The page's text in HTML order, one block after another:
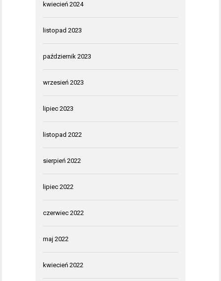
kwiecień 2024
listopad 2023
październik 2023
wrzesień 2023
lipiec 2023
listopad 2022
sierpień 2022
lipiec 2022
czerwiec 2022
maj 2022
kwiecień 2022